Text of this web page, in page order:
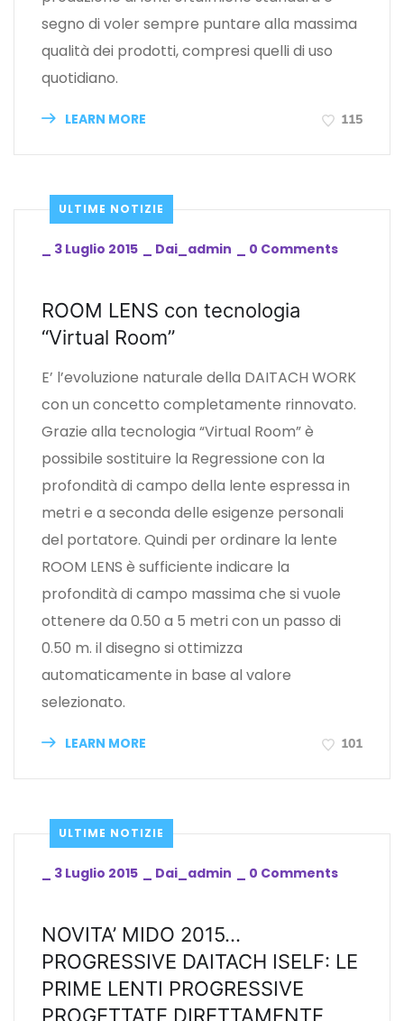
segno di voler sempre puntare alla massima
qualità dei prodotti, compresi quelli di uso
quotidiano.
LEARN MORE 115
ULTIME NOTIZIE
3 Luglio 2015 Dai_admin 0 Comments
ROOM LENS con tecnologia
“Virtual Room”
E’ l’evoluzione naturale della DAITACH WORK
con un concetto completamente rinnovato.
Grazie alla tecnologia “Virtual Room” è
possibile sostituire la Regressione con la
profondità di campo della lente espressa in
metri e a seconda delle esigenze personali
del portatore. Quindi per ordinare la lente
ROOM LENS è sufficiente indicare la
profondità di campo massima che si vuole
ottenere da 0.50 a 5 metri con un passo di
0.50 m. il disegno si ottimizza
automaticamente in base al valore
selezionato.
LEARN MORE 101
ULTIME NOTIZIE
3 Luglio 2015 Dai_admin 0 Comments
NOVITA’ MIDO 2015…
PROGRESSIVE DAITACH ISELF: LE
PRIME LENTI PROGRESSIVE
PROGETTATE DIRETTAMENTE